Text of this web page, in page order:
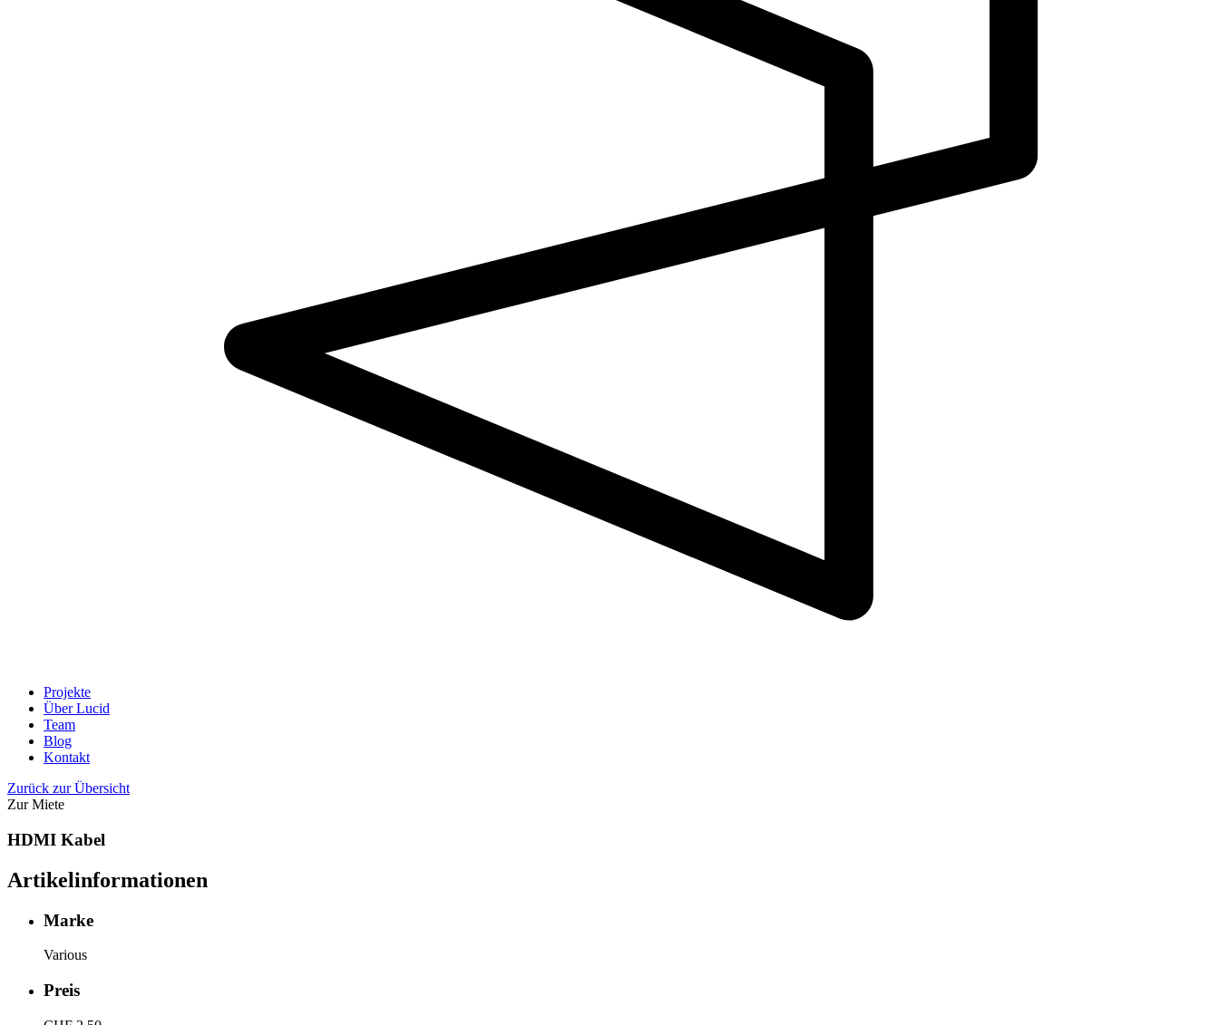
Projekte
Über Lucid
Team
Blog
Kontakt
Zurück zur Übersicht
Zur Miete
HDMI Kabel
Artikelinformationen
Marke
Various
Preis